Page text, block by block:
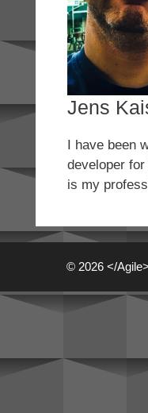
Jens
I have been
developer
is my
© 2026 </Agile>